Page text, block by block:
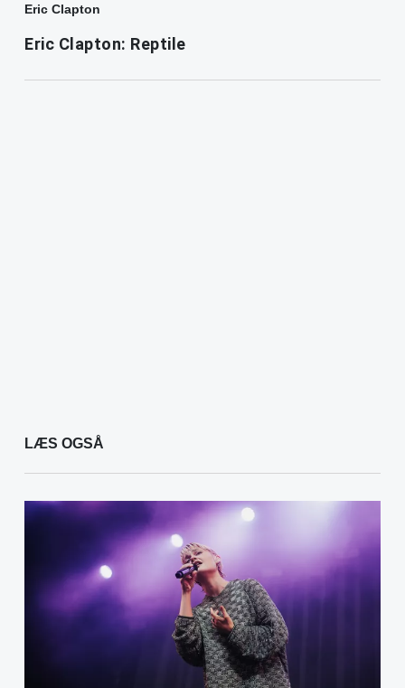
Eric Clapton
Eric Clapton: Reptile
LÆS OGSÅ